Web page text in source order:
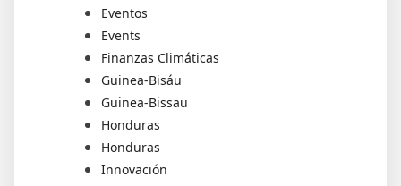
Eventos
Events
Finanzas Climáticas
Guinea-Bisáu
Guinea-Bissau
Honduras
Honduras
Innovación